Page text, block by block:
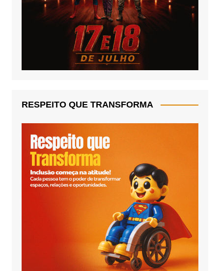
RESPEITO QUE TRANSFORMA